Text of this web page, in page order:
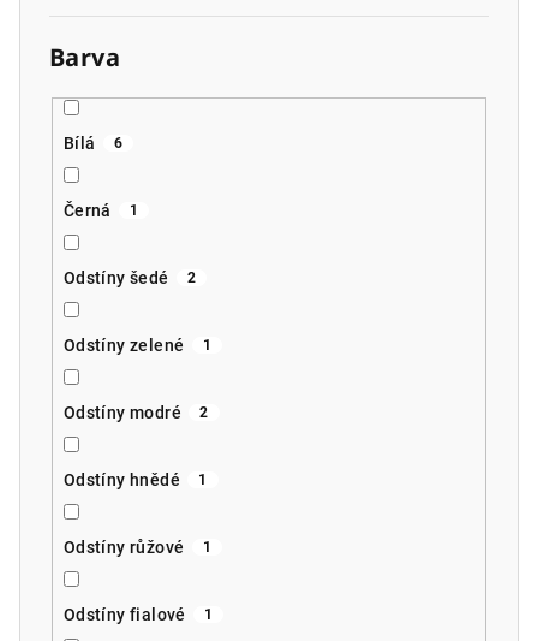
Barva
Bílá 6
Černá 1
Odstíny šedé 2
Odstíny zelené 1
Odstíny modré 2
Odstíny hnědé 1
Odstíny růžové 1
Odstíny fialové 1